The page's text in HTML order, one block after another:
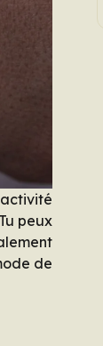
peux
de